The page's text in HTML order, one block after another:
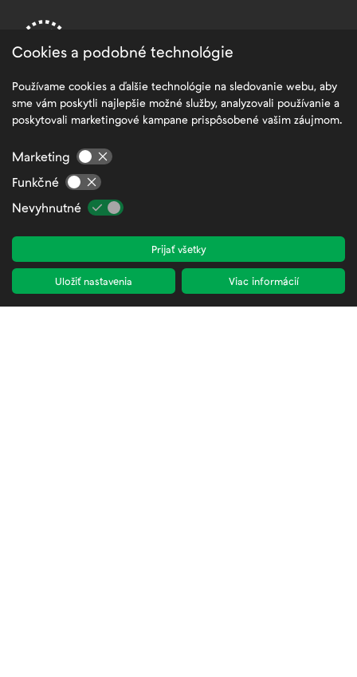
PRE ZÁKAZNÍKOV
Všeobecné obchodné podmienky
FAQ – Najčastejšie otázky a odpovede
Zamestnanecká zóna
Kontakty
Cookies a podobné technológie
Používame cookies a ďalšie technológie na sledovanie webu, aby
sme vám poskytli najlepšie možné služby, analyzovali používanie a
poskytovali marketingové kampane prispôsobené vašim záujmom.
Marketing
Funkčné
Nevyhnutné
Viac informácií
Uložiť nastavenia
Prijať všetky